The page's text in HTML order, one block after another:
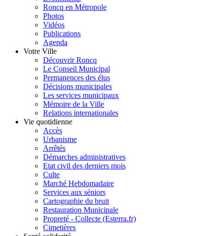
Roncq en Métropole
Photos
Vidéos
Publications
Agenda
Votre Ville
Découvrir Roncq
Le Conseil Municipal
Permanences des élus
Décisions municipales
Les services municipaux
Mémoire de la Ville
Relations internationales
Vie quotidienne
Accès
Urbanisme
Arrêtés
Démarches administratives
Etat civil des derniers mois
Culte
Marché Hebdomadaire
Services aux séniors
Cartographie du bruit
Restauration Municipale
Propreté - Collecte (Esterra.fr)
Cimetières